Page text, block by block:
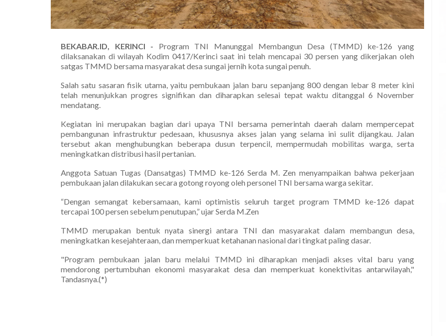
BEKABAR.ID, KERINCI - Program TNI Manunggal Membangun Desa (TMMD) ke-126 yang
dilaksanakan di wilayah Kodim 0417/Kerinci saat ini telah mencapai 30 persen yang dikerjakan oleh
satgas TMMD bersama masyarakat desa sungai jernih kota sungai penuh.
Salah satu sasaran fisik utama, yaitu pembukaan jalan baru sepanjang 800 dengan lebar 8 meter kini
telah menunjukkan progres signifikan dan diharapkan selesai tepat waktu ditanggal 6 November
mendatang.
Kegiatan ini merupakan bagian dari upaya TNI bersama pemerintah daerah dalam mempercepat
pembangunan infrastruktur pedesaan, khususnya akses jalan yang selama ini sulit dijangkau. Jalan
tersebut akan menghubungkan beberapa dusun terpencil, mempermudah mobilitas warga, serta
meningkatkan distribusi hasil pertanian.
Anggota Satuan Tugas (Dansatgas) TMMD ke-126 Serda M. Zen menyampaikan bahwa pekerjaan
pembukaan jalan dilakukan secara gotong royong oleh personel TNI bersama warga sekitar.
“Dengan semangat kebersamaan, kami optimistis seluruh target program TMMD ke-126 dapat
tercapai 100 persen sebelum penutupan,” ujar Serda M.Zen
TMMD merupakan bentuk nyata sinergi antara TNI dan masyarakat dalam membangun desa,
meningkatkan kesejahteraan, dan memperkuat ketahanan nasional dari tingkat paling dasar.
"Program pembukaan jalan baru melalui TMMD ini diharapkan menjadi akses vital baru yang
mendorong pertumbuhan ekonomi masyarakat desa dan memperkuat konektivitas antarwilayah,"
Tandasnya.(*)